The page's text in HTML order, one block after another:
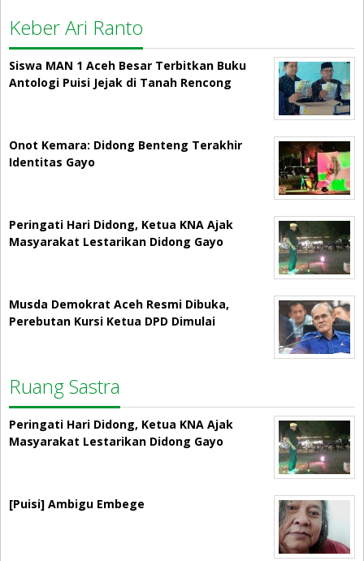
Keber Ari Ranto
Siswa MAN 1 Aceh Besar Terbitkan Buku
Antologi Puisi Jejak di Tanah Rencong
Onot Kemara: Didong Benteng Terakhir
Identitas Gayo
Peringati Hari Didong, Ketua KNA Ajak
Masyarakat Lestarikan Didong Gayo
Musda Demokrat Aceh Resmi Dibuka,
Perebutan Kursi Ketua DPD Dimulai
Ruang Sastra
Peringati Hari Didong, Ketua KNA Ajak
Masyarakat Lestarikan Didong Gayo
[Puisi] Ambigu Embege